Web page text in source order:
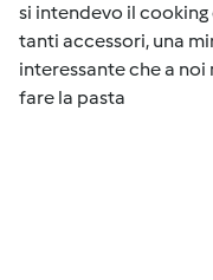
si intendevo il cooking
tanti accessori, una
interessante che a
fare la pasta